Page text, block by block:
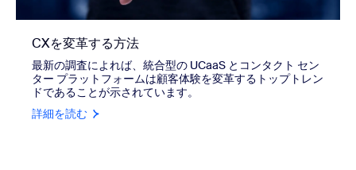
CXを変革する方法
最新の調査によれば、統合型の UCaaS とコンタクト セン
ター プラットフォームは顧客体験を変革するトップトレン
ドであることが示されています。
詳細を読む